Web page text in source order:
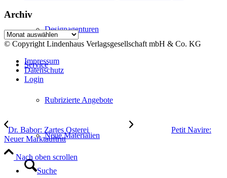
Designagenturen
Service
Rubrizierte Angebote
Neue Materialien
Suche
Archiv
Archiv
© Copyright Lindenhaus Verlagsgesellschaft mbH & Co. KG
Impressum
Datenschutz
Login
Dr. Babor: Zartes Osterei
Petit Navire:
Neuer Marktauftritt
Nach oben scrollen